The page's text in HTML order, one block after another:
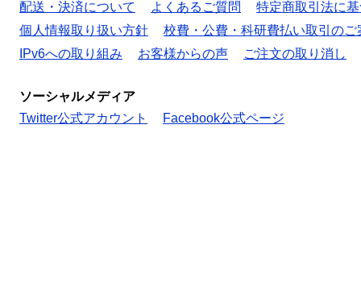
配送・決済について よくあるご質問
特定商取引法に
個人情報取り扱い方針
校費・公費・科研費払い取引のご
IPv6への取り組み
お客様からの声 ご注文の取り消し
ソーシャルメディア
Twitter公式アカウント
Facebook公式ページ